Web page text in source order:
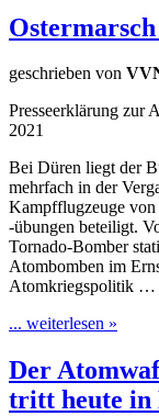
geschrieben von
Presseerklärung zur
2021
Bei Düren liegt der
mehrfach in der
Kampfflugzeuge
-übungen beteiligt.
Tornado-Bomber
Atombomben im
Atomkriegspolitik …
... weiterlesen »
Der
tritt heute